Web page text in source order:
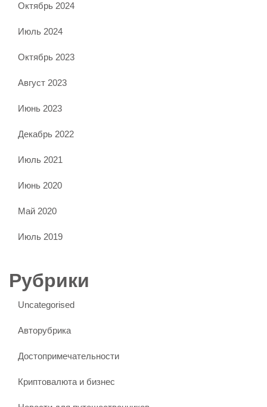
Октябрь 2024
Июль 2024
Октябрь 2023
Август 2023
Июнь 2023
Декабрь 2022
Июль 2021
Июнь 2020
Май 2020
Июль 2019
Рубрики
Uncategorised
Авторубрика
Достопримечательности
Криптовалюта и бизнес